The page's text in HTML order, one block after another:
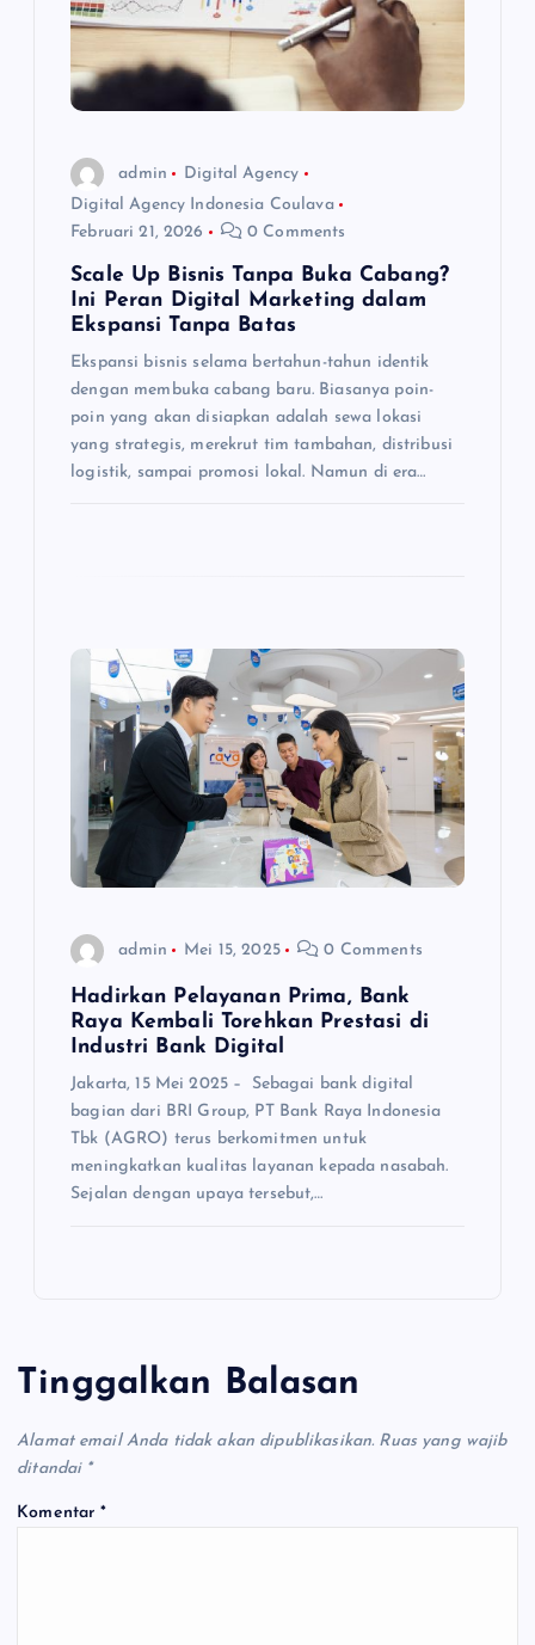
admin
Digital Agency
Digital Agency Indonesia Coulava
Februari 21, 2026
0 Comments
Scale Up Bisnis Tanpa Buka Cabang?
Ini Peran Digital Marketing dalam
Ekspansi Tanpa Batas
Ekspansi bisnis selama bertahun-tahun identik
dengan membuka cabang baru. Biasanya poin-
poin yang akan disiapkan adalah sewa lokasi
yang strategis, merekrut tim tambahan, distribusi
logistik, sampai promosi lokal. Namun di era…
admin Mei 15, 2025 0 Comments
Hadirkan Pelayanan Prima, Bank
Raya Kembali Torehkan Prestasi di
Industri Bank Digital
Jakarta, 15 Mei 2025 – Sebagai bank digital
bagian dari BRI Group, PT Bank Raya Indonesia
Tbk (AGRO) terus berkomitmen untuk
meningkatkan kualitas layanan kepada nasabah.
Sejalan dengan upaya tersebut,…
Tinggalkan Balasan
Alamat email Anda tidak akan dipublikasikan. Ruas yang wajib
ditandai *
Komentar*